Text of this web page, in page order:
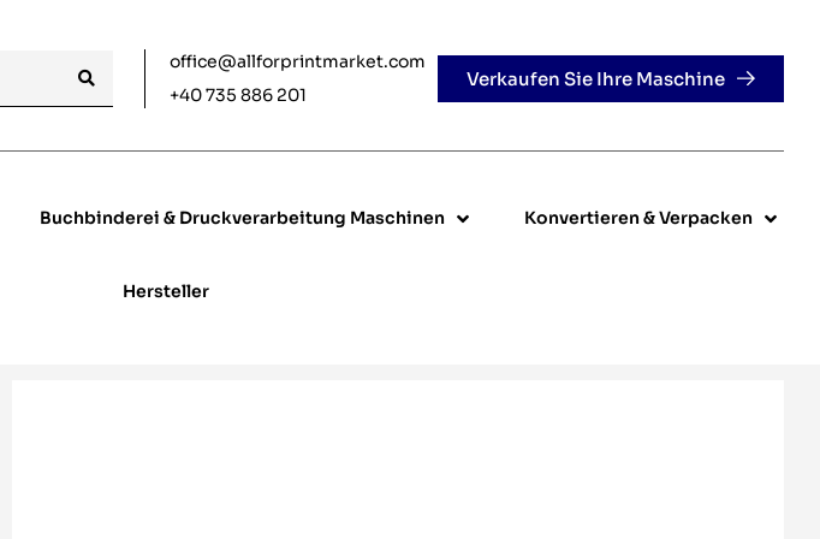
office@allforprintmarket.com
+40 735 886 201
Verkaufen Sie Ihre Maschine
Buchbinderei & Druckverarbeitung Maschinen Konvertieren & Verpacken
Hersteller